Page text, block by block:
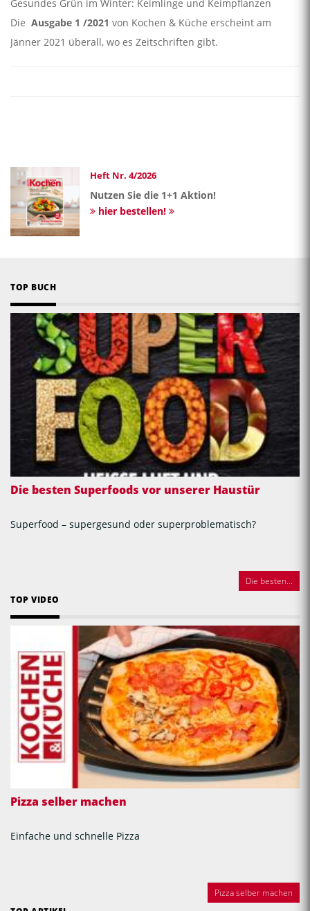
Gesundes Grün im Winter: Keimlinge und Keimpflanzen
Die Ausgabe 1 /2021 von Kochen & Küche erscheint am
Jänner 2021 überall, wo es Zeitschriften gibt.
Heft Nr. 4/2026
Nutzen Sie die 1+1 Aktion!
hier bestellen!
TOP BUCH
Die besten Superfoods vor unserer Haustür
Superfood – supergesund oder superproblematisch?
Die besten...
TOP VIDEO
Pizza selber machen
Einfache und schnelle Pizza
Pizza selber machen